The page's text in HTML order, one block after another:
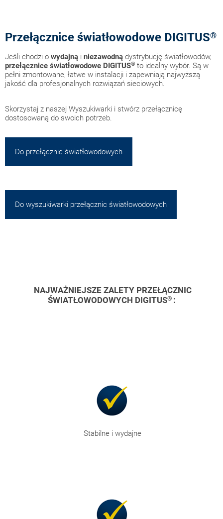
Przełącznice światłowodowe DIGITUS®
Jeśli chodzi o wydajną i niezawodną dystrybucję światłowodów,
przełącznice światłowodowe DIGITUS® to idealny wybór. Są w
pełni zmontowane, łatwe w instalacji i zapewniają najwyższą
jakość dla profesjonalnych rozwiązań sieciowych.
Skorzystaj z naszej Wyszukiwarki i stwórz przełącznicę
dostosowaną do swoich potrzeb.
Do przełącznic światłowodowych
Do wyszukiwarki przełącznic światłowodowych
NAJWAŻNIEJSZE ZALETY PRZEŁĄCZNIC
ŚWIATŁOWODOWYCH DIGITUS® :
Stabilne i wydajne